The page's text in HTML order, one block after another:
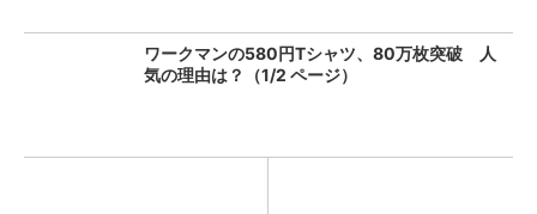
ワークマンの580円Tシャツ、80万枚突破 人
気の理由は？（1/2 ページ）